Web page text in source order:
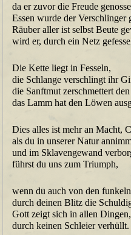
da er zuvor die Freude
Essen wurde der Verschlinger
Räuber aller ist selbst Beute
wird er, durch ein Netz
Die Kette liegt in Fesseln,
die Schlange verschlingt ihr
die Sanftmut zerschmettert
das Lamm hat den Löwen
Dies alles ist mehr an Macht,
als du in unserer Natur
und im Sklavengewand
führst du uns zum Triumph,
wenn du auch von den
durch deinen Blitz die
Gott zeigt sich in allen Dingen,
durch keinen Schleier verhüllt.